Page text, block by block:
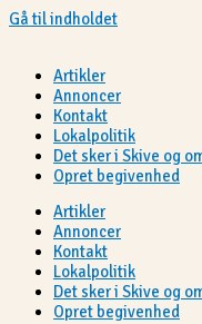
Gå til indholdet
Artikler
Annoncer
Kontakt
Lokalpolitik
Det sker i Skive og
Opret begivenhed
Artikler
Annoncer
Kontakt
Lokalpolitik
Det sker i Skive og
Opret begivenhed